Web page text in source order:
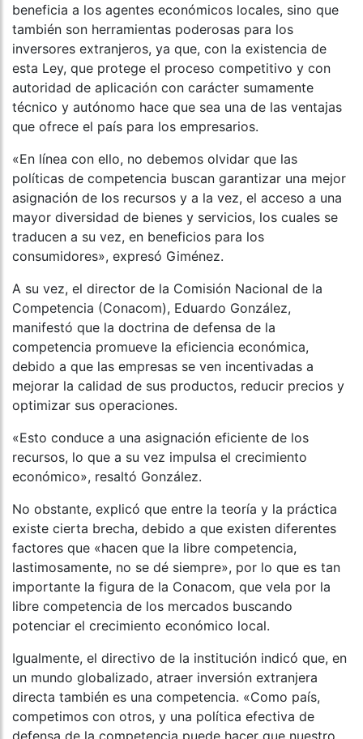
beneficia a los agentes económicos locales, sino que
también son herramientas poderosas para los
inversores extranjeros, ya que, con la existencia de
esta Ley, que protege el proceso competitivo y con
autoridad de aplicación con carácter sumamente
técnico y autónomo hace que sea una de las ventajas
que ofrece el país para los empresarios.
«En línea con ello, no debemos olvidar que las
políticas de competencia buscan garantizar una mejor
asignación de los recursos y a la vez, el acceso a una
mayor diversidad de bienes y servicios, los cuales se
traducen a su vez, en beneficios para los
consumidores», expresó Giménez.
A su vez, el director de la Comisión Nacional de la
Competencia (Conacom), Eduardo González,
manifestó que la doctrina de defensa de la
competencia promueve la eficiencia económica,
debido a que las empresas se ven incentivadas a
mejorar la calidad de sus productos, reducir precios y
optimizar sus operaciones.
«Esto conduce a una asignación eficiente de los
recursos, lo que a su vez impulsa el crecimiento
económico», resaltó González.
No obstante, explicó que entre la teoría y la práctica
existe cierta brecha, debido a que existen diferentes
factores que «hacen que la libre competencia,
lastimosamente, no se dé siempre», por lo que es tan
importante la figura de la Conacom, que vela por la
libre competencia de los mercados buscando
potenciar el crecimiento económico local.
Igualmente, el directivo de la institución indicó que, en
un mundo globalizado, atraer inversión extranjera
directa también es una competencia. «Como país,
competimos con otros, y una política efectiva de